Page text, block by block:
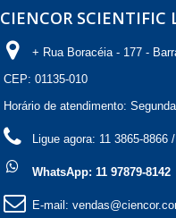
CIENCOR SCIENTIFIC
+ Rua Boracéia - 177 -
CEP: 01135-010
Horário de atendimento:
Ligue agora: 11 3865-8866
WhatsApp: 11 97879-8142
E-mail: